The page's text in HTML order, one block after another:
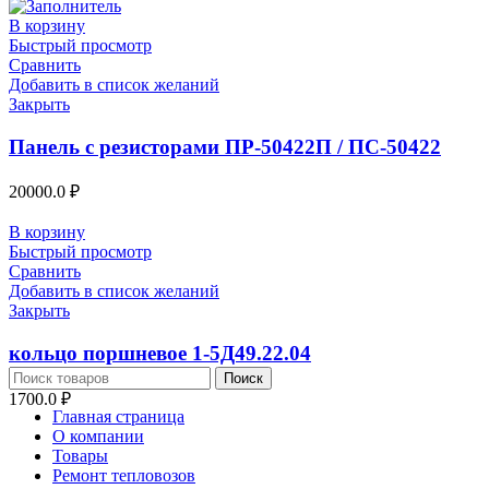
В корзину
Быстрый просмотр
Сравнить
Добавить в список желаний
Закрыть
Панель с резисторами ПР-50422П / ПС-50422
20000.0 ₽
В корзину
Быстрый просмотр
Сравнить
Добавить в список желаний
Закрыть
кольцо поршневое 1-5Д49.22.04
1700.0 ₽
Поиск
Главная страница
О компании
Товары
Ремонт тепловозов